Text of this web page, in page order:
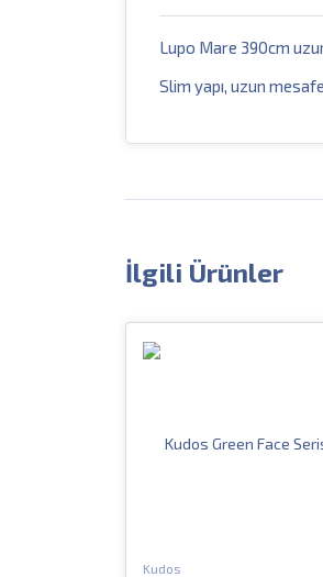
Lupo Mare 390cm
Slim yapı, uzun
İlgili Ürünler
Kudos